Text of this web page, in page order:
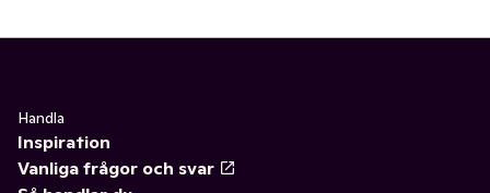
Handla
Inspiration
Vanliga frågor och svar